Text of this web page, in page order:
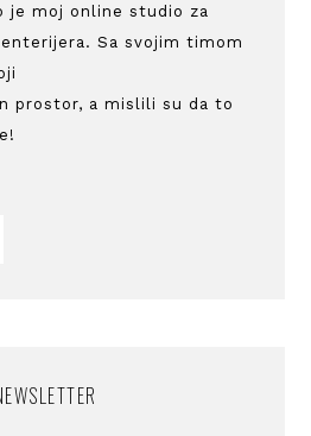
je moj online studio za
Sa svojim timom
prostor, a mislili su da to